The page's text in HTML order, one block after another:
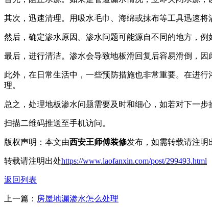
其次，迅速清理。用吸水毛巾、海绵或抹布等工具迅速
然后，确定渗水原因。渗水问题可能源自不同的地方，
最后，进行清洁。渗水会导致地板滑回复后容易滑倒，
此外，在日常生活中，一些预防措施也非常重要。在进
理。
总之，处理地板渗水问题需要及时和细心，如若对下一
扫描二维码推送至手机访问。
版权声明：本文由西安王师傅装修发布，如需转载请注明
转载请注明出处https://www.laofanxin.com/post/299493.html
返回列表
上一篇： 房屋地漏渗水怎么处理